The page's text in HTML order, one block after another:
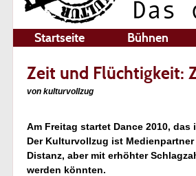
Startseite Bühnen
Zeit und Flüchtigkeit:
von kulturvollzug
Am Freitag startet Dance 2010,
Der Kulturvollzug ist
Distanz, aber mit erhöhter
werden könnten.